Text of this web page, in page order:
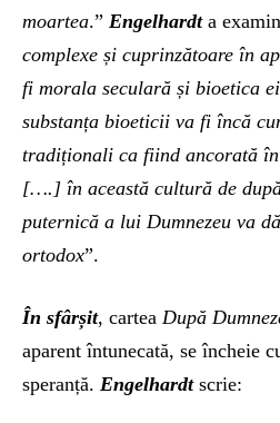
moartea.” Engelhardta
complexe și cuprinzătoare în
fi morala seculară și bioetica ei
substanța bioeticii va fi încă
tradiționali ca fiind ancorată
[….] în această cultură de
puternică a lui Dumnezeu va
ortodox”.
În sfârșit, cartea După
aparent întunecată, se încheie
speranță. Engelhardtscrie: